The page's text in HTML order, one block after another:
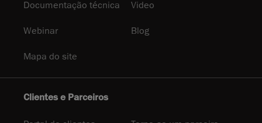
Documentação técnica Video
Webinar Blog
Mapa do site
Clientes e Parceiros